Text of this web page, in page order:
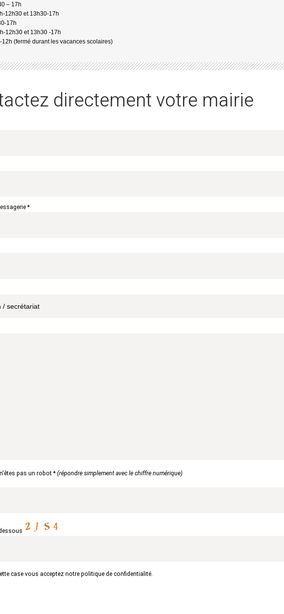
– 17h
12h30 et 13h30-17h
17h
12h30 et 13h30 -17h
12h (fermé durant les vacances scolaires)
directement votre mairie
*
pas un robot * (répondre simplement avec le chiffre numérique)
case vous acceptez notre politique de confidentialité.